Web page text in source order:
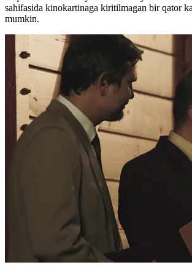
sahifasida kinokartinaga kiritilmagan bir qator
mumkin.